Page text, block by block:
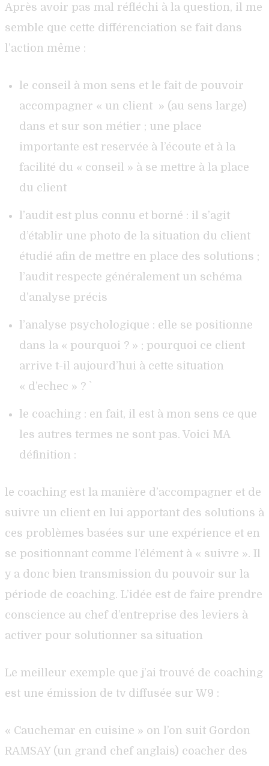
Après avoir pas mal réfléchi à la question, il me
semble que cette différenciation se fait dans
l’action même :
le conseil à mon sens et le fait de pouvoir
accompagner « un client » (au sens large)
dans et sur son métier ; une place
importante est reservée à l’écoute et à la
facilité du « conseil » à se mettre à la place
du client
l’audit est plus connu et borné : il s’agit
d’établir une photo de la situation du client
étudié afin de mettre en place des solutions ;
l’audit respecte généralement un schéma
d’analyse précis
l’analyse psychologique : elle se positionne
dans la « pourquoi ? » ; pourquoi ce client
arrive t-il aujourd’hui à cette situation
« d’echec » ? `
le coaching : en fait, il est à mon sens ce que
les autres termes ne sont pas. Voici MA
définition :
le coaching est la manière d’accompagner et de
suivre un client en lui apportant des solutions à
ces problèmes basées sur une expérience et en
se positionnant comme l’élément à « suivre ». Il
y a donc bien transmission du pouvoir sur la
période de coaching. L’idée est de faire prendre
conscience au chef d’entreprise des leviers à
activer pour solutionner sa situation
Le meilleur exemple que j’ai trouvé de coaching
est une émission de tv diffusée sur W9 :
« Cauchemar en cuisine » on l’on suit Gordon
RAMSAY (un grand chef anglais) coacher des